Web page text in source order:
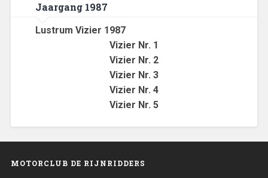
Jaargang 1987
Lustrum Vizier 1987
Vizier Nr. 1
Vizier Nr. 2
Vizier Nr. 3
Vizier Nr. 4
Vizier Nr. 5
MOTORCLUB DE RIJNRIDDERS